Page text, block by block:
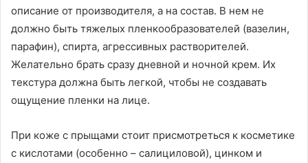
описание от производителя, а на состав. В нем не
должно быть тяжелых пленкообразователей (вазелин,
парафин), спирта, агрессивных растворителей.
Желательно брать сразу дневной и ночной крем. Их
текстура должна быть легкой, чтобы не создавать
ощущение пленки на лице.
При коже с прыщами стоит присмотреться к косметике
с кислотами (особенно – салициловой), цинком и